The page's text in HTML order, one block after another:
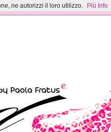
ne autorizzi il loro utilizzo. Più Info